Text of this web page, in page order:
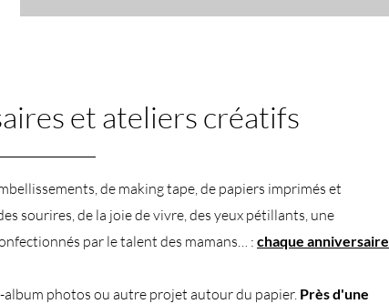
et ateliers créatifs
de making tape, de papiers imprimés et
sourires, de la joie de vivre, des yeux pétillants, une
par le talent des mamans… : chaque anniversaire
photos ou autre projet autour du papier. Près d'une